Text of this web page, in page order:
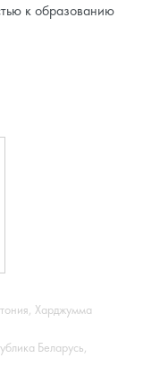
к образованию
Харджумма
Беларусь,